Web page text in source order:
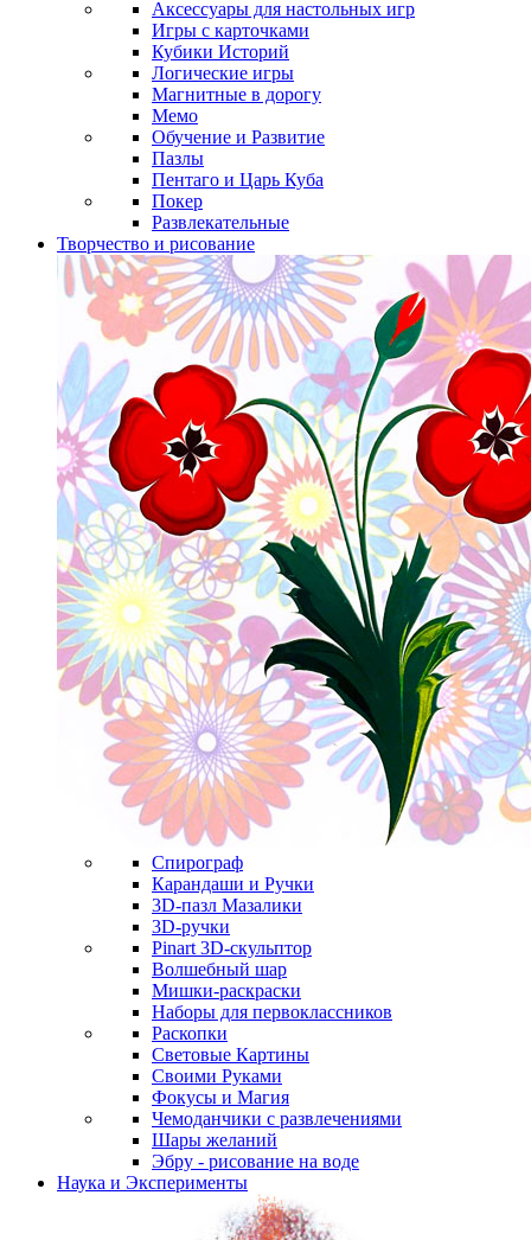
Аксессуары для настольных игр
Игры с карточками
Кубики Историй
Логические игры
Магнитные в дорогу
Мемо
Обучение и Развитие
Пазлы
Пентаго и Царь Куба
Покер
Развлекательные
Творчество и рисование
Спирограф
Карандаши и Ручки
3D-пазл Мазалики
3D-ручки
Pinart 3D-скульптор
Волшебный шар
Мишки-раскраски
Наборы для первоклассников
Раскопки
Световые Картины
Своими Руками
Фокусы и Магия
Чемоданчики с развлечениями
Шары желаний
Эбру - рисование на воде
Наука и Эксперименты